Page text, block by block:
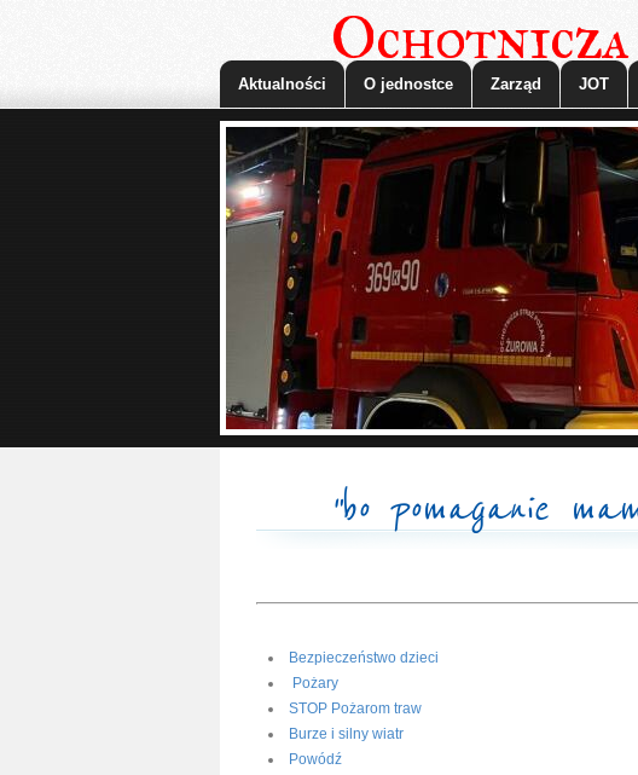
Aktualności O jednostce Zarząd JOT
"bo pomaganie
Bezpieczeństwo dzieci
Pożary
STOP Pożarom traw
Burze i silny wiatr
Powódź